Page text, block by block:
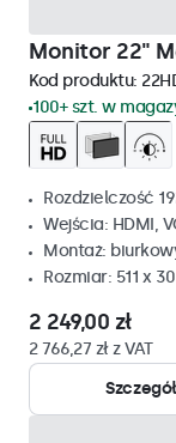
Monitor 22"
Kod produktu:
100+ szt. w
Rozdzielczość
Wejścia: HDMI,
Montaż:
Rozmiar: 511 x
2 249,00 zł
2 766,27 zł z VAT